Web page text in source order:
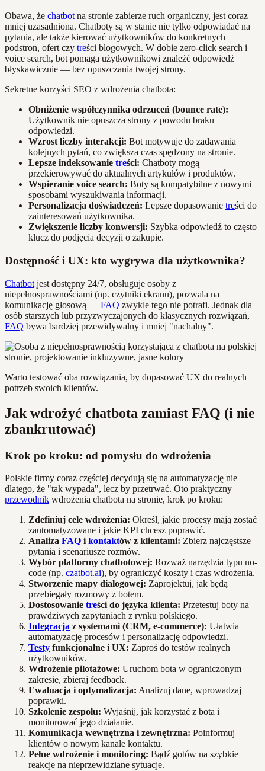
Obawa, że chatbotna stronie zabierze ruch organiczny, jest coraz
mniej uzasadniona. Chatboty są w stanie nie tylko odpowiadać na
pytania, ale także kierować użytkowników do konkretnych
podstron, ofert czy treści blogowych. W dobie zero-click search i
voice search, bot pomaga użytkownikowi znaleźć odpowiedź
błyskawicznie — bez opuszczania twojej strony.
Sekretne korzyści SEO z wdrożenia chatbota:
Obniżenie współczynnika odrzuceń (bounce rate):
Użytkownik nie opuszcza strony z powodu braku
odpowiedzi.
Wzrost liczby interakcji: Bot motywuje do zadawania
kolejnych pytań, co zwiększa czas spędzony na stronie.
Lepsze indeksowanie treści: Chatboty mogą
przekierowywać do aktualnych artykułów i produktów.
Wspieranie voice search: Boty są kompatybilne z nowymi
sposobami wyszukiwania informacji.
Personalizacja doświadczeń: Lepsze dopasowanie treści do
zainteresowań użytkownika.
Zwiększenie liczby konwersji: Szybka odpowiedź to często
klucz do podjęcia decyzji o zakupie.
Dostępność i UX: kto wygrywa dla użytkownika?
Chatbot jest dostępny 24/7, obsługuje osoby z
niepełnosprawnościami (np. czytniki ekranu), pozwala na
komunikację głosową — FAQ zwykle tego nie potrafi. Jednak dla
osób starszych lub przyzwyczajonych do klasycznych rozwiązań,
FAQ bywa bardziej przewidywalny i mniej "nachalny".
Warto testować oba rozwiązania, by dopasować UX do realnych
potrzeb swoich klientów.
Jak wdrożyć chatbota zamiast FAQ (i nie
zbankrutować)
Krok po kroku: od pomysłu do wdrożenia
Polskie firmy coraz częściej decydują się na automatyzację nie
dlatego, że "tak wypada", lecz by przetrwać. Oto praktyczny
przewodnik wdrożenia chatbota na stronie, krok po kroku:
Zdefiniuj cele wdrożenia: Określ, jakie procesy mają zostać
zautomatyzowane i jakie KPI chcesz poprawić.
Analiza FAQ ikontaktów z klientami: Zbierz najczęstsze
pytania i scenariusze rozmów.
Wybór platformy chatbotowej: Rozważ narzędzia typu no-
code (np. czatbot.ai), by ograniczyć koszty i czas wdrożenia.
Stworzenie mapy dialogowej: Zaprojektuj, jak będą
przebiegały rozmowy z botem.
Dostosowanie treści do języka klienta: Przetestuj boty na
prawdziwych zapytaniach z rynku polskiego.
Integracja z systemami (CRM, e-commerce): Ułatwia
automatyzację procesów i personalizację odpowiedzi.
Testy funkcjonalne i UX: Zaproś do testów realnych
użytkowników.
Wdrożenie pilotażowe: Uruchom bota w ograniczonym
zakresie, zbieraj feedback.
Ewaluacja i optymalizacja: Analizuj dane, wprowadzaj
poprawki.
Szkolenie zespołu: Wyjaśnij, jak korzystać z bota i
monitorować jego działanie.
Komunikacja wewnętrzna i zewnętrzna: Poinformuj
klientów o nowym kanale kontaktu.
Pełne wdrożenie i monitoring: Bądź gotów na szybkie
reakcje na nieprzewidziane sytuacje.